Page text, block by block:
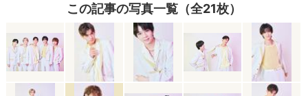
この記事の写真一覧（全21枚）